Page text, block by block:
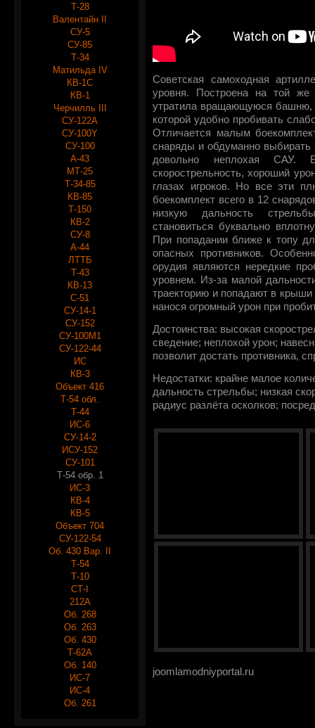
Т-28
Валентайн II
СУ-5
СУ-85
Т-34
Матильда IV
КВ-1С
КВ-1
Черчилль III
СУ-122А
СУ-100Y
СУ-100
А-43
МТ-25
Т-34-85
КВ-85
Т-150
КВ-2
СУ-8
А-44
ЛТТБ
Т-43
КВ-13
С-51
СУ-14-1
СУ-152
СУ-100М1
СУ-122-44
ИС
КВ-3
Объект 416
Т-54 обл.
Т-44
ИС-6
СУ-14-2
ИСУ-152
СУ-101
Т-54 обр. 1
ИС-3
КВ-4
КВ-5
Объект 704
СУ-122-54
Об. 430 Вар. II
Т-54
Т-10
СТ-I
212А
Об. 268
Об. 263
Об. 430
Т-62А
Об. 140
ИС-7
ИС-4
Об. 261
Советская самоходная
уровня. Построена на той
утратила вращающуюся башню,
которой удобно пробивать
Отличается малым
снаряды и обдуманно
довольно неплохая САУ.
скорострельность, хороший
глазах игроков. Но все эти
боекомплект всего в 12
низкую дальность
становиться буквально
При попадании ближе к топу
опасных противников.
орудия являются нередкие
уровнем. Из-за малой
траекторию и попадают в
нанося огромный урон при
Достоинства: высокая
сведение; неплохой урон;
позволит достать противника,
Недостатки: крайне малое
дальность стрельбы; низкая
радиус разлёта осколков;
joomlamodniyportal.ru